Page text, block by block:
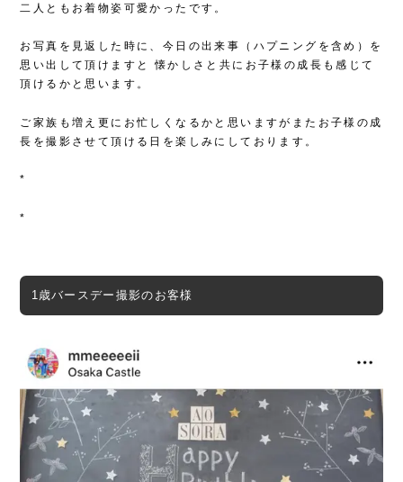
二人ともお着物姿可愛かったです。
お写真を見返した時に、今日の出来事（ハプニングを含め）を
思い出して頂けますと
懐かしさと共にお子様の成長も感じて
頂けるかと思います。
ご家族も増え更にお忙しくなるかと思いますがまたお子様の成
長を撮影させて頂ける日を楽しみにしております。
*
*
1歳バースデー撮影のお客様